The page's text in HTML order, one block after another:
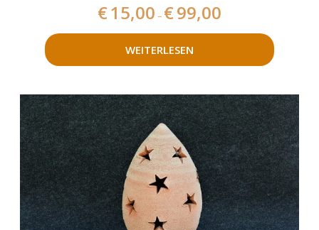
€15,00 – €99,00
WEITERLESEN